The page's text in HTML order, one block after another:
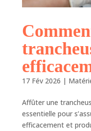
17 Fév 2026 |
Affûter une
essentielle pour
efficacement et